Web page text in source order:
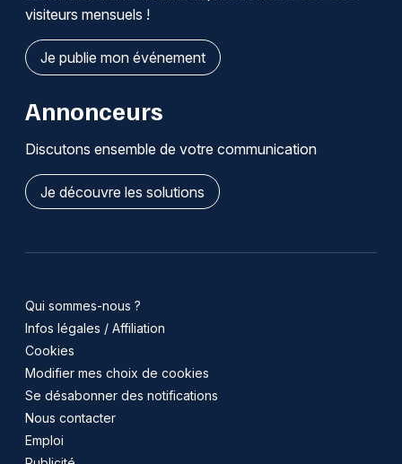
visiteurs mensuels !
Je publie mon événement
Annonceurs
Discutons ensemble de votre communication
Je découvre les solutions
Qui sommes-nous ?
Infos légales / Affiliation
Cookies
Modifier mes choix de cookies
Se désabonner des notifications
Nous contacter
Emploi